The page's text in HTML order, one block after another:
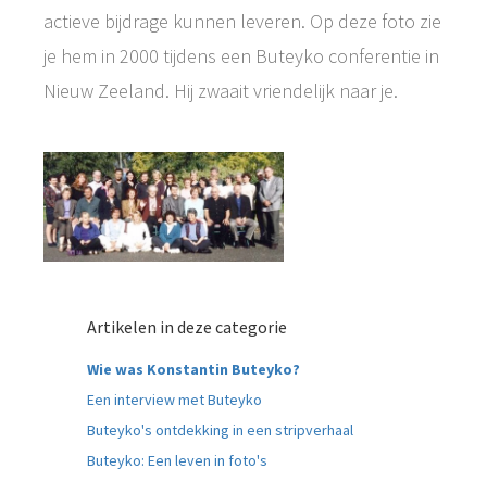
actieve bijdrage kunnen leveren. Op deze foto zie
je hem in 2000 tijdens een Buteyko conferentie in
Nieuw Zeeland. Hij zwaait vriendelijk naar je.
Artikelen in deze categorie
Wie was Konstantin Buteyko?
Een interview met Buteyko
Buteyko's ontdekking in een stripverhaal
Buteyko: Een leven in foto's